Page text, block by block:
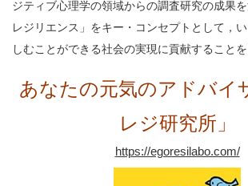
ジティブ心理学の領域からの調査研究の成果
レジリエンス」をキー・コンセプトとして，
しむことができる社会の実現に貢献することを
あなたの元気のアドバイ
レジ研究所」
https://egoresilabo.com/